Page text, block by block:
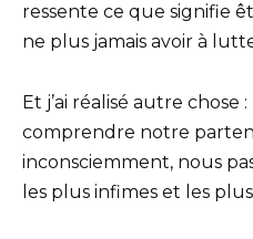
ressente ce que signifie
ne plus jamais avoir à
Et j’ai réalisé autre chose
comprendre notre
inconsciemment, nous
les plus infimes et les